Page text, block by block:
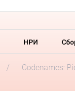
НРИ
Codenames: